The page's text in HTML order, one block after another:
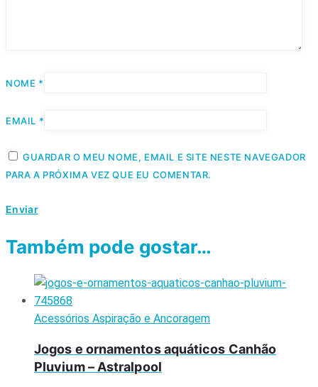
NOME *
EMAIL *
GUARDAR O MEU NOME, EMAIL E SITE NESTE NAVEGADOR
PARA A PRÓXIMA VEZ QUE EU COMENTAR.
Também pode gostar…
Acessórios Aspiração e Ancoragem
Jogos e ornamentos aquáticos Canhão
Pluvium – Astralpool